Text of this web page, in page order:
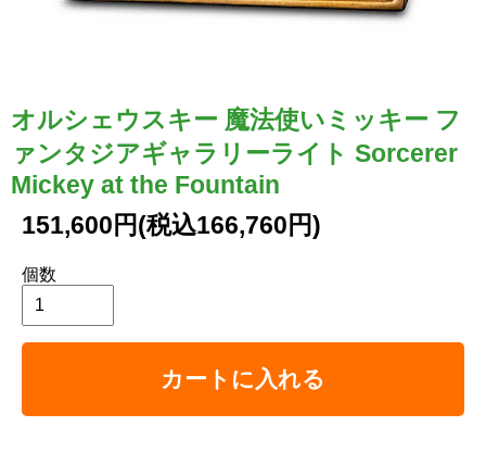
オルシェウスキー 魔法使いミッキー フ
ァンタジアギャラリーライト Sorcerer
Mickey at the Fountain
151,600円(税込166,760円)
個数
カートに入れる